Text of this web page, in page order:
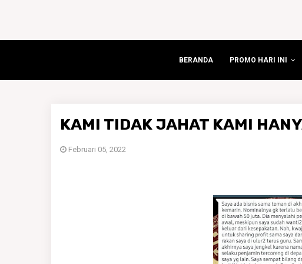
BERANDA PROMO HARI INI
KAMI TIDAK JAHAT KAMI
Februari 05, 2022